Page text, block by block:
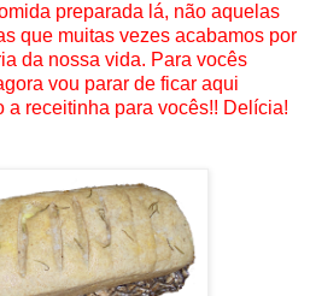
preparada lá, não aquelas
que muitas vezes acabamos por
da nossa vida. Para vocês
vou parar de ficar aqui
a receitinha para vocês!! Delícia!